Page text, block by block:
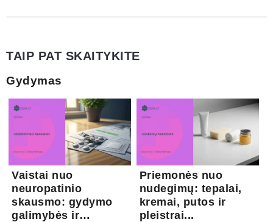
TAIP PAT SKAITYKITE
Gydymas
Vaistai nuo
neuropatinio
skausmo: gydymo
galimybės ir
Priemonės nuo
nudegimų: tepalai,
kremai, putos ir
pleistrai...